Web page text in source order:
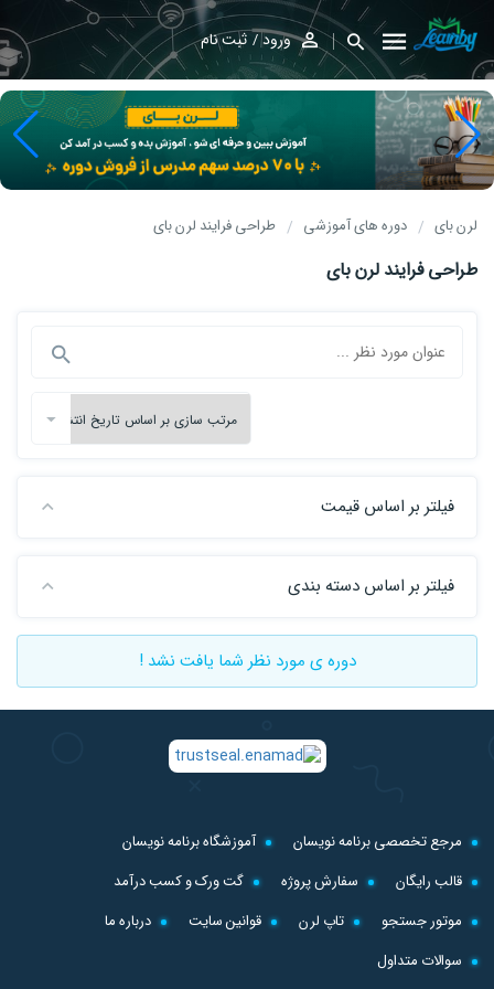
ورود ثبت نام
لرن بای دوره های آموزشی طراحی فرایند لرن بای
طراحی فرایند لرن بای
فیلتر بر اساس قیمت
فیلتر بر اساس دسته بندی
دوره ی مورد نظر شما یافت نشد !
مرجع تخصصی برنامه نویسان
آموزشگاه برنامه نویسان
قالب رایگان
سفارش پروژه
گت ورک و کسب درآمد
موتور جستجو
تاپ لرن قوانین سایت
درباره ما
سوالات متداول